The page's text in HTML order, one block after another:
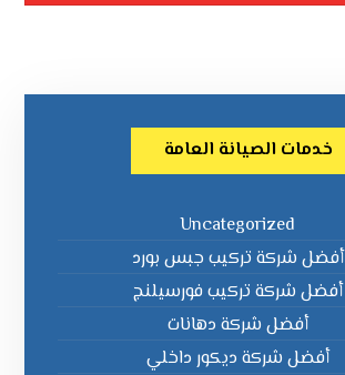
خدمات الصيانة العامة
Uncategorized
أفضل شركة تركيب جبس بورد
أفضل شركة تركيب فورسيلنج
أفضل شركة دهانات
أفضل شركة ديكور داخلي